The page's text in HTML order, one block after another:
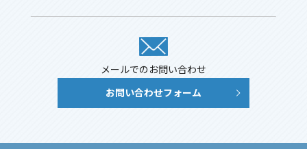
メールでのお問い合わせ
お問い合わせフォーム